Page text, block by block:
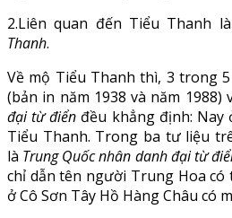
2.Liên quan đến Tiểu Thanh
Thanh.
Về mộ Tiểu Thanh thì, 3 trong
(bản in năm 1938 và năm 1988)
đại từ điển đều khẳng định: Nay
Tiểu Thanh. Trong ba tư liệu
là Trung Quốc nhân danh đại từ
chỉ dẫn tên người Trung Hoa có
ở Cô Sơn Tây Hồ Hàng Châu có